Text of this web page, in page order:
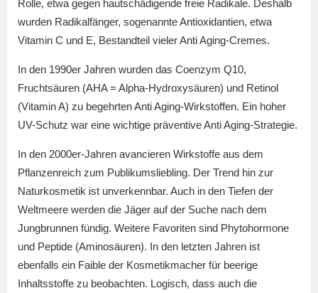
Rolle, etwa gegen hautschädigende freie Radikale. Deshalb
wurden Radikalfänger, sogenannte Antioxidantien, etwa
Vitamin C und E, Bestandteil vieler Anti Aging-Cremes.
In den 1990er Jahren wurden das Coenzym Q10,
Fruchtsäuren (AHA = Alpha-Hydroxysäuren) und Retinol
(Vitamin A) zu begehrten Anti Aging-Wirkstoffen. Ein hoher
UV-Schutz war eine wichtige präventive Anti Aging-Strategie.
In den 2000er-Jahren avancieren Wirkstoffe aus dem
Pflanzenreich zum Publikumsliebling. Der Trend hin zur
Naturkosmetik ist unverkennbar. Auch in den Tiefen der
Weltmeere werden die Jäger auf der Suche nach dem
Jungbrunnen fündig. Weitere Favoriten sind Phytohormone
und Peptide (Aminosäuren). In den letzten Jahren ist
ebenfalls ein Faible der Kosmetikmacher für beerige
Inhaltsstoffe zu beobachten. Logisch, dass auch die